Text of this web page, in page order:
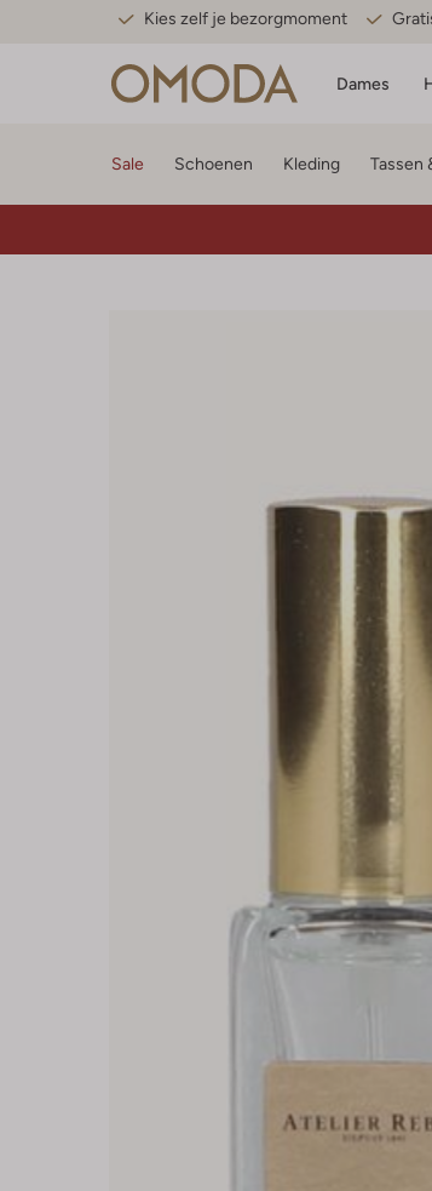
Kies zelf je bezorgmoment
Dames
Sale Schoenen Kleding Tassen